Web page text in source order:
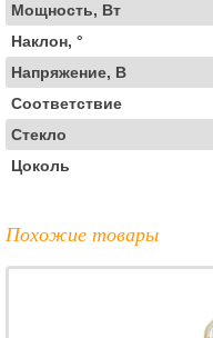
Мощность, Вт
Наклон, °
Напряжение, В
Соответствие
Стекло
Цоколь
Похожие товары